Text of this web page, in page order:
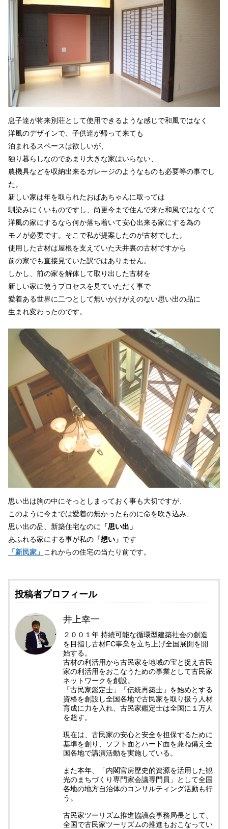
息子達が将来別荘として使用できるような感じで和風ではなく
洋風のデザインで、子供達が帰って来ても
泊まれるスペースは欲しいが、
独り暮らしなのであまり大きな家はいらない、
農機具などを収納出来るガレージのようなものも必要等の事でし
た。
新しい家は年を取られたおばあちゃんに取っては
馴染みにくいものですし、尚更今まで住んで来た和風ではなくて
洋風の家にするなら何か落ち着いて安心出来る家にする為の
モノが必要です。そこで私が提案したのが古材でした。
使用した古材は屋根を支えていた天井裏の古材ですから
前の家でも直接見ていた訳ではありません。
しかし、前の家を解体して取り出した古材を
新しい家に使うプロセスを見ていただく事で
愛着ある世界に二つとして無いかけがえのない思い出の品に
生まれ変わったのです。
思い出は胸の中にそっとしまっておく事も大切ですが、
このように今までは愛着の無かったものに命を吹き込み、
思い出の品、新築住宅なのに 「思い出」
あふれる家にする事が私の「想い」 です
「新民家」 これからの住宅の当たり前です。
投稿者プロフィール
井上幸一
２００１年 持続可能な循環型建築社会の創造
を目指し古材FC事業を立ち上げ全国展開を開
始する。
古材の利活用から古民家を地域の宝と捉え古民
家の利活用をおこなうための事業として古民家
ネットワークを創設。
「古民家鑑定士」「伝統再築士」を始めとする
資格を創設し全国各地で古民家を取り扱う人材
育成に力を入れ、古民家鑑定士は全国に１万人
を超す。
現在は、古民家の安心と安全を担保するために
基準を創り、ソフト面とハード面を兼ね備え全
国各地で講演活動を実施している。
また本年、「内閣官房歴史的資源を活用した観
光のまちづくり専門家会議専門員」として全国
各地の地方自治体のコンサルティング活動も行
う。
古民家ツーリズム推進協議会事務局長として、
全国で古民家ツーリズムの推進もおこなってい